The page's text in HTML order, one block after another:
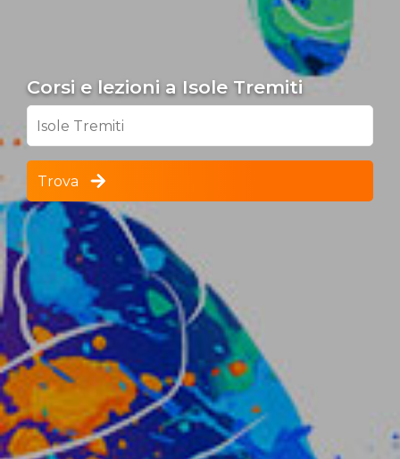
Corsi e lezioni a Isole Tremiti
Isole Tremiti
Trova